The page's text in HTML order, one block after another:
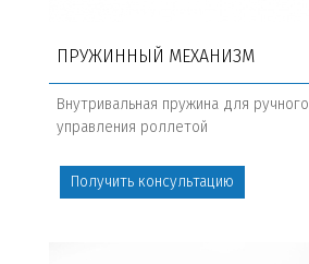
ПРУЖИННЫЙ МЕХАНИЗМ
Внутривальная пружина для ручного
управления роллетой
Получить консультацию